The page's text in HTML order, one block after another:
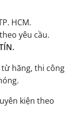
HCM.
yêu cầu.
hãng, thi công
kiện theo